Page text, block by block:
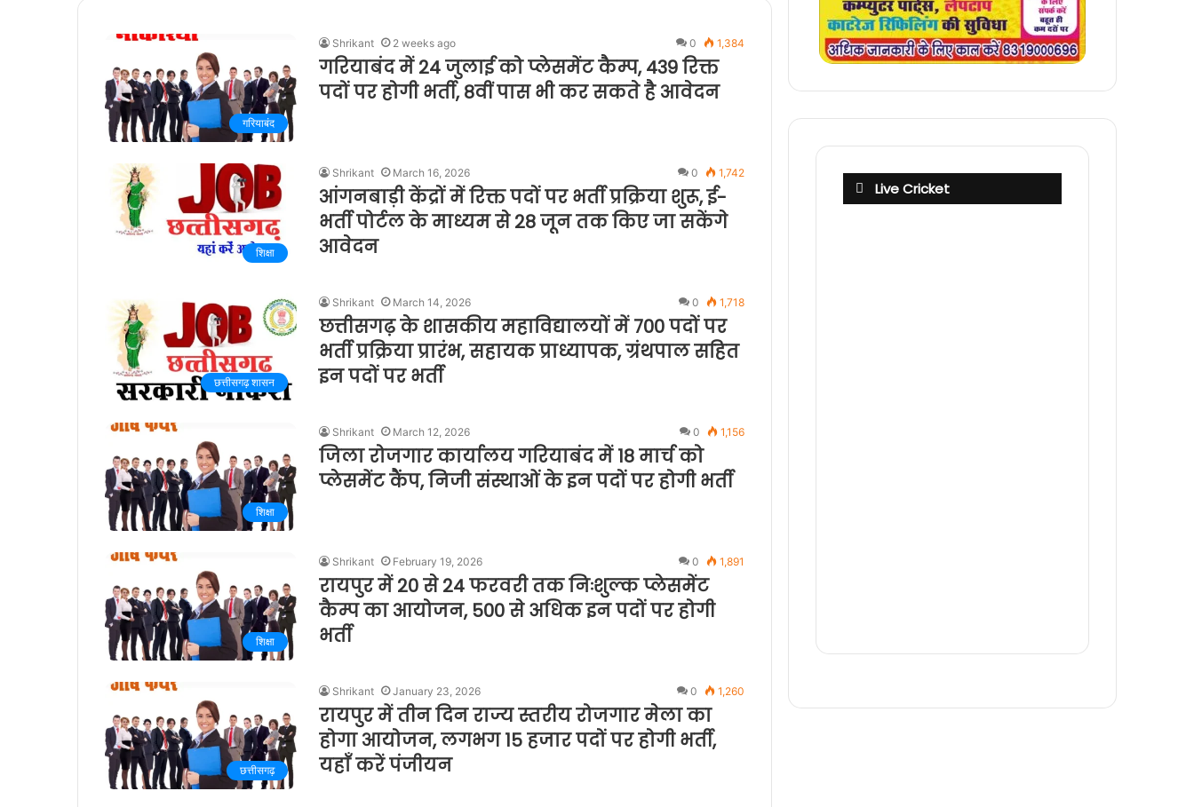
गरियाबंद
Shrikant 2 weeks ago 0 1,384
गरियाबंद में 24 जुलाई को प्लेसमेंट कैम्प, 439 रिक्त
पदों पर होगी भर्ती, 8वीं पास भी कर सकते है आवेदन
शिक्षा
Shrikant March 16, 2026 0 1,742
आंगनबाड़ी केंद्रों में रिक्त पदों पर भर्ती प्रक्रिया शुरू, ई-
भर्ती पोर्टल के माध्यम से 28 जून तक किए जा सकेंगे
आवेदन
छत्तीसगढ़ शासन
Shrikant March 14, 2026 0 1,718
छत्तीसगढ़ के शासकीय महाविद्यालयों में 700 पदों पर
भर्ती प्रक्रिया प्रारंभ, सहायक प्राध्यापक, ग्रंथपाल सहित
इन पदों पर भर्ती
शिक्षा
Shrikant March 12, 2026 0 1,156
जिला रोजगार कार्यालय गरियाबंद में 18 मार्च को
प्लेसमेंट कैंप, निजी संस्थाओं के इन पदों पर होगी भर्ती
शिक्षा
Shrikant February 19, 2026 0 1,891
रायपुर में 20 से 24 फरवरी तक निःशुल्क प्लेसमेंट
कैम्प का आयोजन, 500 से अधिक इन पदों पर होगी
भर्ती
छत्तीसगढ़
Shrikant January 23, 2026 0 1,260
रायपुर में तीन दिन राज्य स्तरीय रोजगार मेला का
होगा आयोजन, लगभग 15 हजार पदों पर होगी भर्ती,
यहाँ करें पंजीयन
Live Cricket